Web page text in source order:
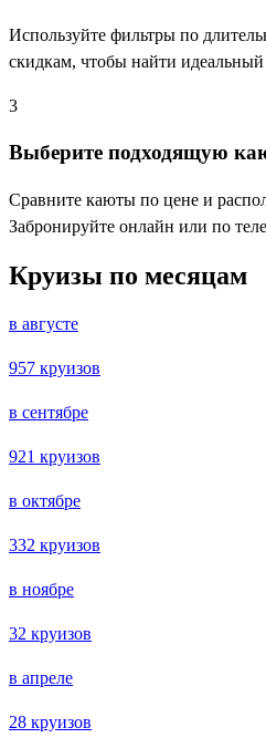
Используйте фильтры по
скидкам, чтобы найти идеальный
3
Выберите подходящую
Сравните каюты по цене и
Забронируйте онлайн или по
Круизы по месяцам
в августе
957 круизов
в сентябре
921 круизов
в октябре
332 круизов
в ноябре
32 круизов
в апреле
28 круизов